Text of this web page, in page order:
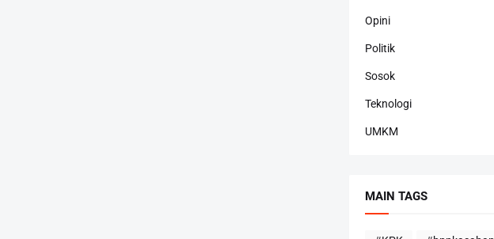
Opini
Politik
Sosok
Teknologi
UMKM
MAIN TAGS